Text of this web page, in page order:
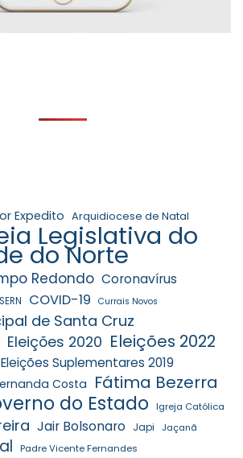
Expedito Arquidiocese de Natal
Legislativa do
do Norte
Redondo Coronavírus
COVID-19 Currais Novos
de Santa Cruz
Eleições 2020 Eleições 2022
Eleições Suplementares 2019
Costa Fátima Bezerra
do Estado Igreja Católica
Jair Bolsonaro Japi Jaçanã
Padre Vicente Fernandes